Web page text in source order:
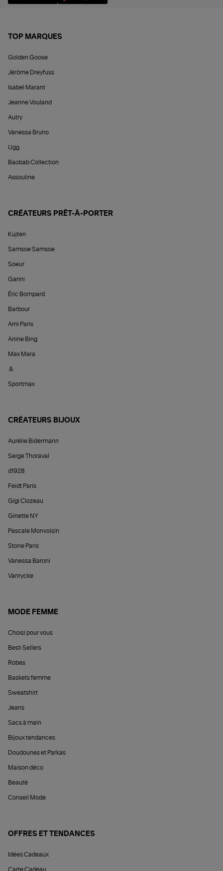
TOP MARQUES
Golden Goose
Jérôme Dreyfuss
Isabel Marant
Jeanne Vouland
Autry
Vanessa Bruno
Ugg
Baobab Collection
Assouline
CRÉATEURS PRÊT-À-PORTER
Kujten
Samsoe Samsoe
Soeur
Ganni
Éric Bompard
Barbour
Ami Paris
Anine Bing
Max Mara
&
Sportmax
CRÉATEURS BIJOUX
Aurélie Bidermann
Serge Thoraval
d1928
Feidt Paris
Gigi Clozeau
Ginette NY
Pascale Monvoisin
Stone Paris
Vanessa Baroni
Vanrycke
MODE FEMME
Choisi pour vous
Best-Sellers
Robes
Baskets femme
Sweatshirt
Jeans
Sacs à main
Bijoux tendances
Doudounes et Parkas
Maison déco
Beauté
Conseil Mode
OFFRES ET TENDANCES
Idées Cadeaux
Carte Cadeau